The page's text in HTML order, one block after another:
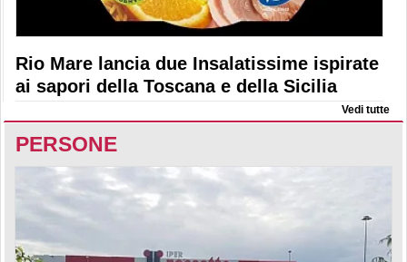
Rio Mare lancia due Insalatissime ispirate
ai sapori della Toscana e della Sicilia
Vedi tutte
PERSONE